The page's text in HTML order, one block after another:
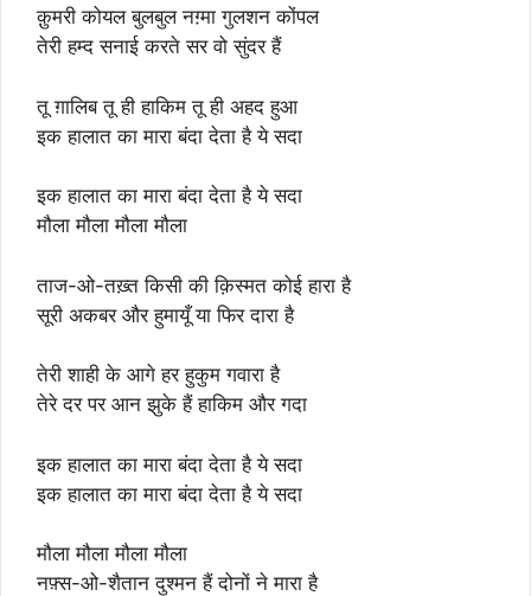
क़ुमरी कोयल बुलबुल नग़्मा गुलशन कोंपल
तेरी हम्द सनाई करते सर वो सुंदर हैं
तू ग़ालिब तू ही हाकिम तू ही अहद हुआ
इक हालात का मारा बंदा देता है ये सदा
इक हालात का मारा बंदा देता है ये सदा
मौला मौला मौला मौला
ताज-ओ-तख़्त किसी की क़िस्मत कोई हारा है
सूरी अकबर और हुमायूँ या फिर दारा है
तेरी शाही के आगे हर हुकुम गवारा है
तेरे दर पर आन झुके हैं हाकिम और गदा
इक हालात का मारा बंदा देता है ये सदा
इक हालात का मारा बंदा देता है ये सदा
मौला मौला मौला मौला
नफ़्स-ओ-शैतान दुश्मन हैं दोनों ने मारा है